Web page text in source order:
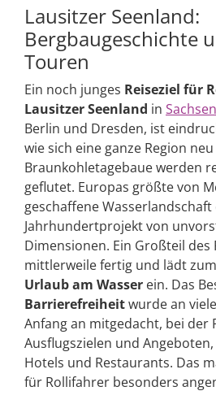
Lausitzer Seenland:
Bergbaugeschichte
Touren
Ein noch junges Reiseziel für
Lausitzer Seenland in Sachsen
Berlin und Dresden, ist
wie sich eine ganze Region
Braunkohletagebaue werden
geflutet. Europas größte von
geschaffene
Jahrhundertprojekt von
Dimensionen. Ein Großteil des
mittlerweile fertig und lädt
Urlaub am Wasser ein. Das
Barrierefreiheitwurde an
Anfang an mitgedacht, bei der
Ausflugszielen und
Hotels und Restaurants. Das
für Rollifahrer besonders